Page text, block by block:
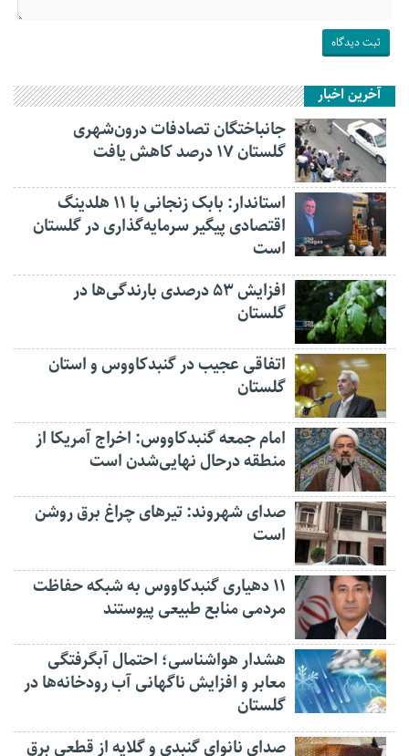
آخرین اخبار
جانباختگان تصادفات درون‌شهری
گلستان ۱۷ درصد کاهش یافت
استاندار: بابک زنجانی با ۱۱ هلدینگ
اقتصادی پیگیر سرمایه‌گذاری در گلستان
است
افزایش ۵۳ درصدی بارندگی‌ها در
گلستان
اتفاقی عجیب در‌ گنبدکاووس و استان
گلستان
امام جمعه گنبدکاووس: اخراج آمریکا از
منطقه درحال نهایی‌شدن است
صدای شهروند: تیرهای چراغ برق روشن
است
۱۱ دهیاری گنبدکاووس به شبکه حفاظت
مردمی منابع طبیعی پیوستند
هشدار هواشناسی؛ احتمال آبگرفتگی
معابر و افزایش ناگهانی آب رودخانه‌ها در
گلستان
صدای نانوای گنبدی و گلایه از قطعی برق